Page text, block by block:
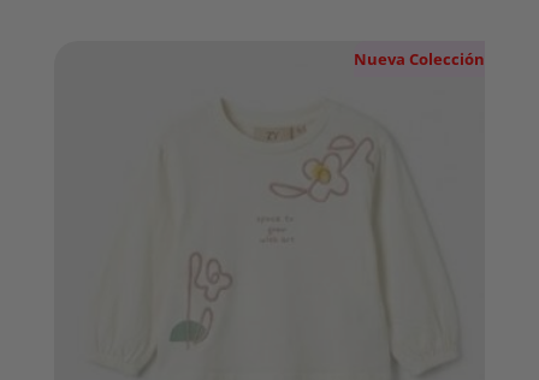
Nueva Colección